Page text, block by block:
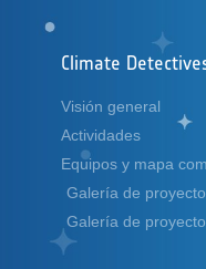
Climate
Visión general
Actividades
Equipos y mapa
Galería de
Galería de